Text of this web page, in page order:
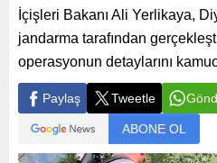
İçişleri Bakanı Ali Yerlikaya,
jandarma tarafından
operasyonun detaylarını
Paylaş Tweetle
ABONE OL